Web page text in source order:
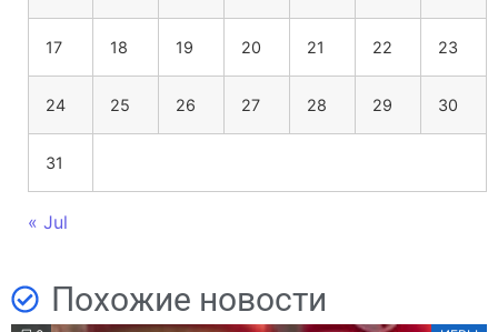
17 18 19 20 21 22 23
24 25 26 27 28 29 30
31
« Jul
Похожие новости